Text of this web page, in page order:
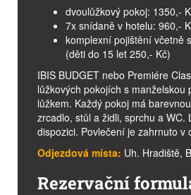
dvoulůžkový pokoj: 1350,-
7x snídaně v hotelu: 960,-
komplexní pojištění včetně
(děti do 15 let 250,- Kč)
IBIS BUDGET nebo Premiére
lůžkových pokojích s manželskou
lůžkem. Každý pokoj má
zrcadlo, stůl a židli, sprchu a WC.
dispozici. Povlečení je zahrnuto v
Odjezdová místa: Uh. Hradiště,
Rezervační